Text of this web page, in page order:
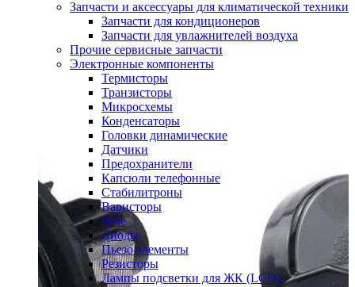
Запчасти и аксессуары для климатической техники
Запчасти для кондиционеров
Запчасти для увлажнителей воздуха
Прочие сервисные запчасти
Электронные компоненты
Термисторы
Транзисторы
Микросхемы
Конденсаторы
Головки динамические
Датчики
Предохранители
Капсюли телефонные
Стабилитроны
Варисторы
Реле
Диоды
Пьезо элементы
Резисторы
Лампы подсветки для ЖК (LCD)